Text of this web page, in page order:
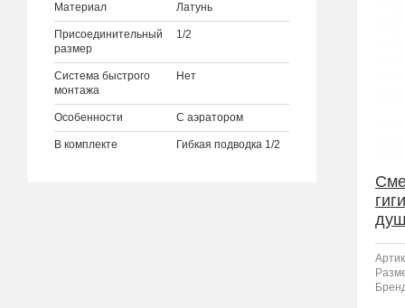
Материал Латунь
Присоединительный
размер
1/2
Система быстрого
монтажа
Нет
Особенности С аэратором
В комплекте Гибкая подводка 1/2
3